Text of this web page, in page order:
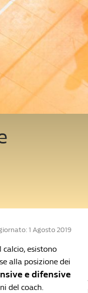
1 Agosto 2019
calcio, esistono
alla posizione dei
e difensive
del coach.